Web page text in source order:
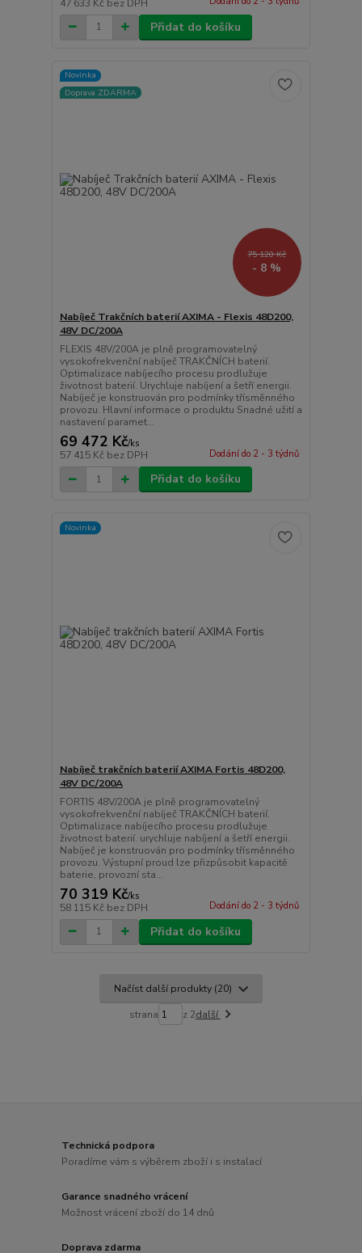
47 633 Kč bez DPH
Přidat do košíku
Novinka
Doprava ZDARMA
75 120 Kč
- 8 %
Nabíječ Trakčních baterií AXIMA - Flexis 48D200,
48V DC/200A
FLEXIS 48V/200A je plně programovatelný
vysokofrekvenční nabíječ TRAKČNÍCH baterií.
Optimalizace nabíjecího procesu prodlužuje
životnost baterií. Urychluje nabíjení a šetří energii.
Nabíječ je konstruován pro podmínky třísměnného
provozu. Hlavní informace o produktu Snadné užití a
nastavení paramet...
69 472 Kč/ks
57 415 Kč bez DPH Dodání do 2 - 3 týdnů
Přidat do košíku
Novinka
Nabíječ trakčních baterií AXIMA Fortis 48D200,
48V DC/200A
FORTIS 48V/200A je plně programovatelný
vysokofrekvenční nabíječ TRAKČNÍCH baterií.
Optimalizace nabíjecího procesu prodlužuje
životnost baterií. urychluje nabíjení a šetří energii.
Nabíječ je konstruován pro podmínky třísměnného
provozu. Výstupní proud lze přizpůsobit kapacitě
baterie, provozní sta...
70 319 Kč/ks
58 115 Kč bez DPH Dodání do 2 - 3 týdnů
Přidat do košíku
Načíst další produkty (20)
strana z 2další
Technická podpora
Poradíme vám s výběrem zboží i s instalací
Garance snadného vrácení
Možnost vrácení zboží do 14 dnů
Doprava zdarma